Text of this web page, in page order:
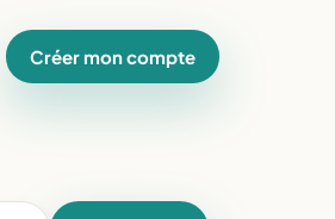
Créer mon compte